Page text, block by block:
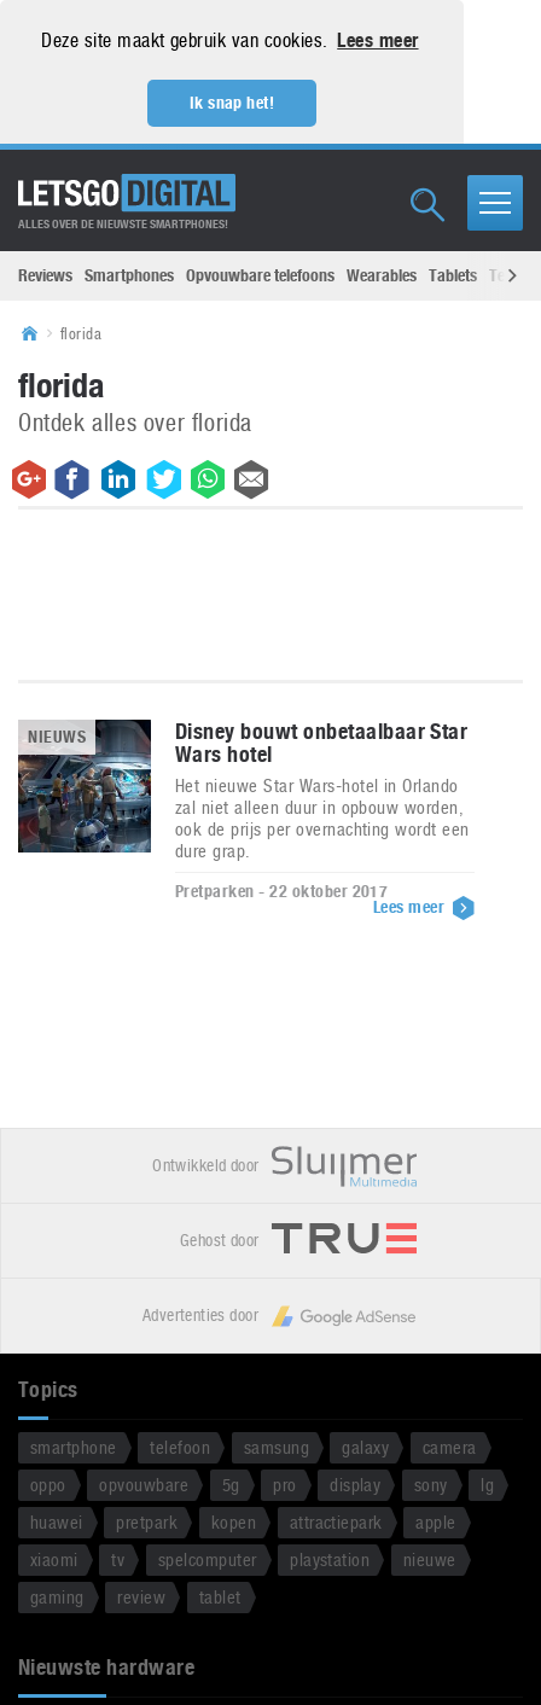
Deze site maakt gebruik van cookies. Lees meer
Ik snap het!
ALLES OVER DE NIEUWSTE SMARTPHONES!
Reviews Smartphones Opvouwbare telefoons Wearables Tablets
florida
florida
Ontdek alles over florida
NIEUWS
Disney bouwt onbetaalbaar Star
Wars hotel
Het nieuwe Star Wars-hotel in Orlando
zal niet alleen duur in opbouw worden,
ook de prijs per overnachting wordt een
dure grap.
Pretparken - 22 oktober 2017
Lees meer
Ontwikkeld door
Gehost door
Advertenties door
Topics
smartphone telefoon samsung galaxy
camera
oppo
opvouwbare 5g pro display sony
lg
huawei
pretpark kopen attractiepark
apple
xiaomi
tv spelcomputer playstation
nieuwe
gaming
review tablet
Nieuwste hardware